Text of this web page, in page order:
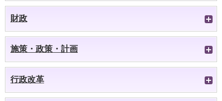
財政
施策・政策・計画
行政改革